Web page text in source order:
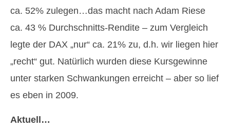
ca. 52% zulegen…das macht nach Adam Riese
ca. 43 % Durchschnitts-Rendite – zum Vergleich
legte der DAX „nur“ ca. 21% zu, d.h. wir liegen hier
„recht“ gut. Natürlich wurden diese Kursgewinne
unter starken Schwankungen erreicht – aber so lief
es eben in 2009.
Aktuell…